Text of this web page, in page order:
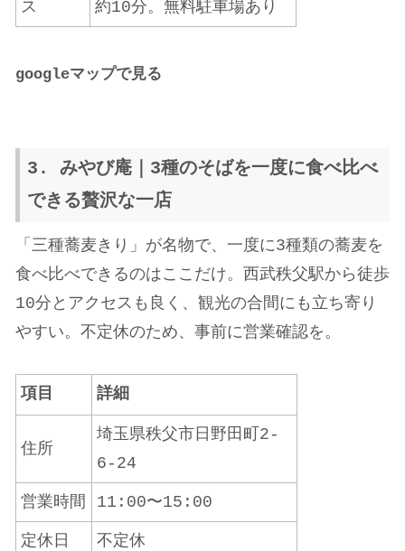
ス 約10分。無料駐車場あり
googleマップで見る
3. みやび庵｜3種のそばを一度に食べ比べ
できる贅沢な一店
「三種蕎麦きり」が名物で、一度に3種類の蕎麦を
食べ比べできるのはここだけ。西武秩父駅から徒歩
10分とアクセスも良く、観光の合間にも立ち寄り
やすい。不定休のため、事前に営業確認を。
項目 詳細
住所
埼玉県秩父市日野田町2-
6-24
営業時間 11:00〜15:00
定休日 不定休